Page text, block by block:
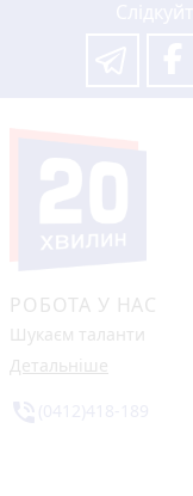
РОБОТА У НАС
Шукаєм таланти
Детальніше